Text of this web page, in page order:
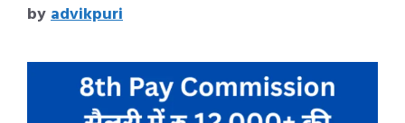
byadvikpuri